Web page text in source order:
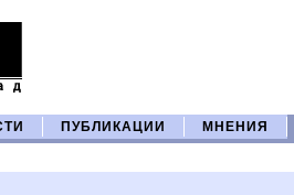
ПУБЛИКАЦИИ МНЕНИЯ